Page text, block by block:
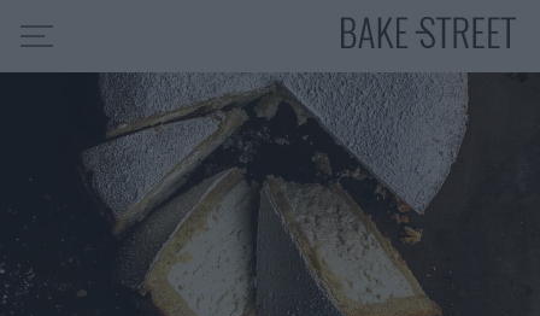
HOME
INDICE DE RECETAS
COLABORO CON
SOBRE MÍ
MIS CURSOS